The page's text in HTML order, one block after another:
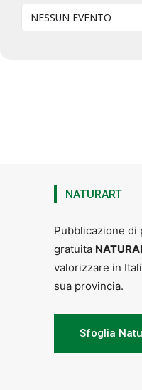
NESSUN EVENTO
NATURART
Pubblicazione di
gratuita
valorizzare in
sua provincia.
Sfoglia